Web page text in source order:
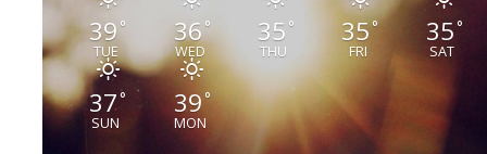
39°
TUE
36°
WED
35 °
THU
35°
FRI
35°
SAT
37°
SUN
39°
MON